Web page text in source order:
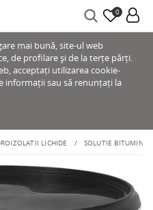
0
mai bună, site-ul web
de profilare și de la terțe părți.
acceptați utilizarea cookie-
informații sau să renunțați la
LICHIDE SOLUTIE